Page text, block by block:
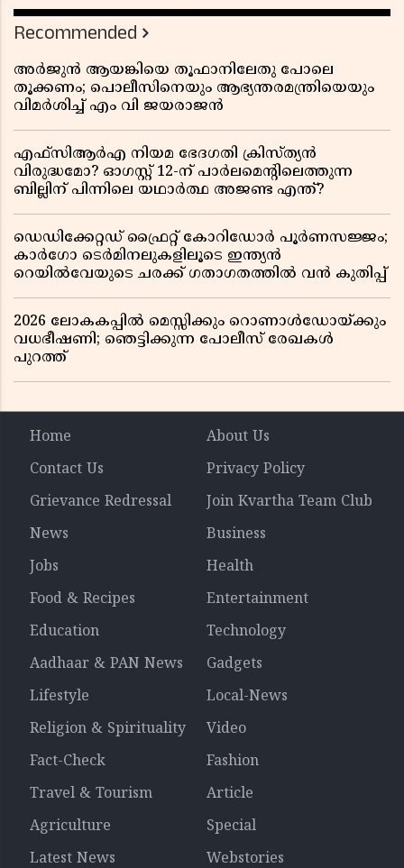
Recommended
അർജുൻ ആയങ്കിയെ തൂഫാനിലേതു പോലെ
തൂക്കണം; പൊലീസിനെയും ആഭ്യന്തരമന്ത്രിയെയും
വിമർശിച്ച് എം വി ജയരാജൻ
എഫ്സിആർഎ നിയമ ഭേദഗതി ക്രിസ്ത്യൻ
വിരുദ്ധമോ? ഓഗസ്റ്റ് 12-ന് പാർലമെന്റിലെത്തുന്ന
ബില്ലിന് പിന്നിലെ യഥാർത്ഥ അജണ്ട എന്ത്?
ഡെഡിക്കേറ്റഡ് ഫ്രൈറ്റ് കോറിഡോർ പൂർണസജ്ജം;
കാർഗോ ടെർമിനലുകളിലൂടെ ഇന്ത്യൻ
റെയിൽവേയുടെ ചരക്ക് ഗതാഗതത്തിൽ വൻ കുതിപ്പ്
2026 ലോകകപ്പിൽ മെസ്സിക്കും റൊണാൾഡോയ്ക്കും
വധഭീഷണി; ഞെട്ടിക്കുന്ന പോലീസ് രേഖകൾ
പുറത്ത്
Home
About Us
Contact Us
Privacy Policy
Grievance Redressal
Join Kvartha Team Club
News
Business
Jobs
Health
Food & Recipes
Entertainment
Education
Technology
Aadhaar & PAN News
Gadgets
Lifestyle
Local-News
Religion & Spirituality
Video
Fact-Check
Fashion
Travel & Tourism
Article
Agriculture
Special
Latest News
Webstories